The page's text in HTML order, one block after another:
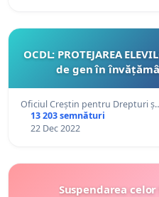
OCDL: PROTEJAREA
de gen în
Oficiul Creștin pentru Drepturi
13 203 semnături
22 Dec 2022
Suspendarea